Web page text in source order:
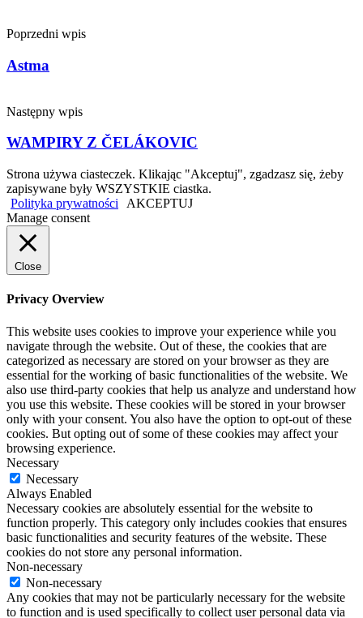
Poprzedni wpis
Astma
Następny wpis
WAMPIRY Z ČELÁKOVIC
Strona używa ciasteczek. Klikając "Akceptuj", zgadzasz się, żeby
zapisywane były WSZYSTKIE ciastka.
Polityka prywatności
AKCEPTUJ
Manage consent
Close
Privacy Overview
This website uses cookies to improve your experience while you
navigate through the website. Out of these, the cookies that are
categorized as necessary are stored on your browser as they are
essential for the working of basic functionalities of the website. We
also use third-party cookies that help us analyze and understand how
you use this website. These cookies will be stored in your browser
only with your consent. You also have the option to opt-out of these
cookies. But opting out of some of these cookies may affect your
browsing experience.
Necessary
Necessary
Always Enabled
Necessary cookies are absolutely essential for the website to
function properly. This category only includes cookies that ensures
basic functionalities and security features of the website. These
cookies do not store any personal information.
Non-necessary
Non-necessary
Any cookies that may not be particularly necessary for the website
to function and is used specifically to collect user personal data via